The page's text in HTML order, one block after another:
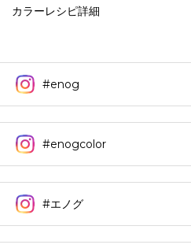
カラーレシピ詳細
#enog
#enogcolor
#エノグ